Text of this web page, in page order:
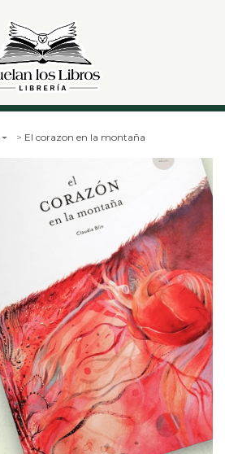
El corazon en la montaña